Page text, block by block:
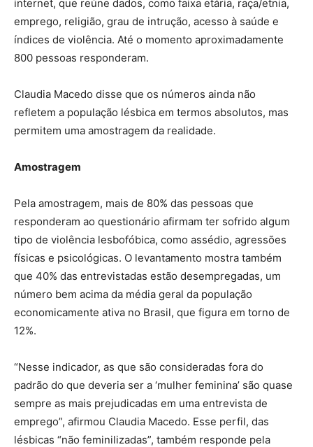
internet, que reúne dados, como faixa etária, raça/etnia,
emprego, religião, grau de intrução, acesso à saúde e
índices de violência. Até o momento aproximadamente
800 pessoas responderam.
Claudia Macedo disse que os números ainda não
refletem a população lésbica em termos absolutos, mas
permitem uma amostragem da realidade.
Amostragem
Pela amostragem, mais de 80% das pessoas que
responderam ao questionário afirmam ter sofrido algum
tipo de violência lesbofóbica, como assédio, agressões
físicas e psicológicas. O levantamento mostra também
que 40% das entrevistadas estão desempregadas, um
número bem acima da média geral da população
economicamente ativa no Brasil, que figura em torno de
12%.
“Nesse indicador, as que são consideradas fora do
padrão do que deveria ser a ‘mulher feminina’ são quase
sempre as mais prejudicadas em uma entrevista de
emprego”, afirmou Claudia Macedo. Esse perfil, das
lésbicas “não feminilizadas”, também responde pela